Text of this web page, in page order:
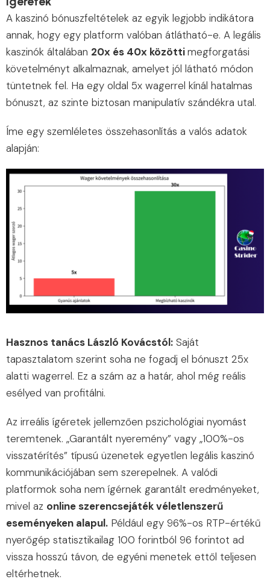
A kaszinó bónuszfeltételek az egyik legjobb indikátora
annak, hogy egy platform valóban átlátható-e. A legális
kaszinók általában 20x és 40x közöttimegforgatási
követelményt alkalmaznak, amelyet jól látható módon
tüntetnek fel. Ha egy oldal 5x wagerrel kínál hatalmas
bónuszt, az szinte biztosan manipulatív szándékra utal.
Íme egy szemléletes összehasonlítás a valós adatok
alapján:
Hasznos tanács László Kovácstól: Saját
tapasztalatom szerint soha ne fogadj el bónuszt 25x
alatti wagerrel. Ez a szám az a határ, ahol még reális
esélyed van profitálni.
Az irreális ígéretek jellemzően pszichológiai nyomást
teremtenek. „Garantált nyeremény” vagy „100%-os
visszatérítés” típusú üzenetek egyetlen legális kaszinó
kommunikációjában sem szerepelnek. A valódi
platformok soha nem ígérnek garantált eredményeket,
mivel az online szerencsejáték véletlenszerű
eseményeken alapul. Például egy 96%-os RTP-értékű
nyerőgép statisztikailag 100 forintból 96 forintot ad
vissza hosszú távon, de egyéni menetek ettől teljesen
eltérhetnek.